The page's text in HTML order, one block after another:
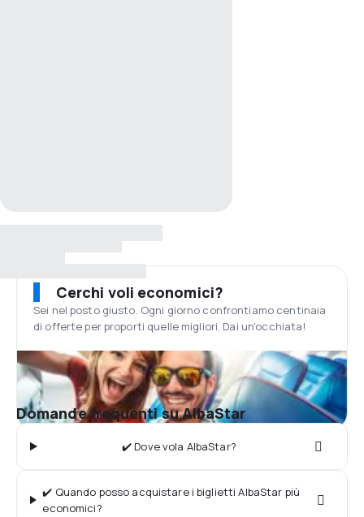
Cerchi voli economici?
Sei nel posto giusto. Ogni giorno confrontiamo centinaia
di offerte per proporti quelle migliori. Dai un'occhiata!
Domande frequenti su AlbaStar
✔️ Dove vola AlbaStar?
✔️ Quando posso acquistare i biglietti AlbaStar più
economici?